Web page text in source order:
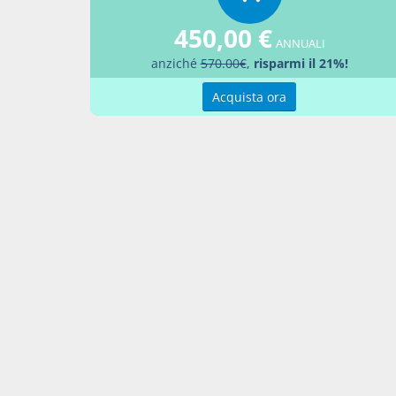
7. Le
450,00 € ANNUALI
anziché570.00€, risparmi il 21%!
Acquista ora